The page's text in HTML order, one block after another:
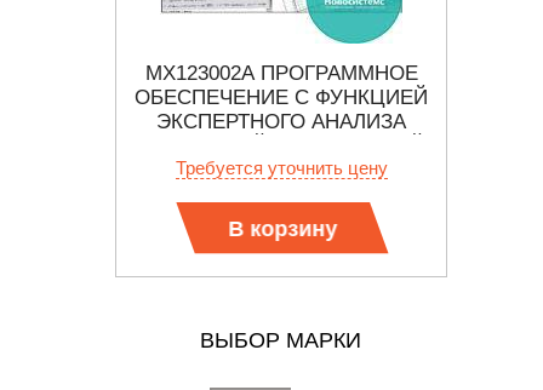
МХ123002А ПРОГРАММНОЕ
ОБЕСПЕЧЕНИЕ С ФУНКЦИЕЙ
ЭКСПЕРТНОГО АНАЛИЗА
"SNIFFER"
Требуется уточнить цену
В корзину
ВЫБОР МАРКИ